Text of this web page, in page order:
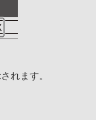
れます。